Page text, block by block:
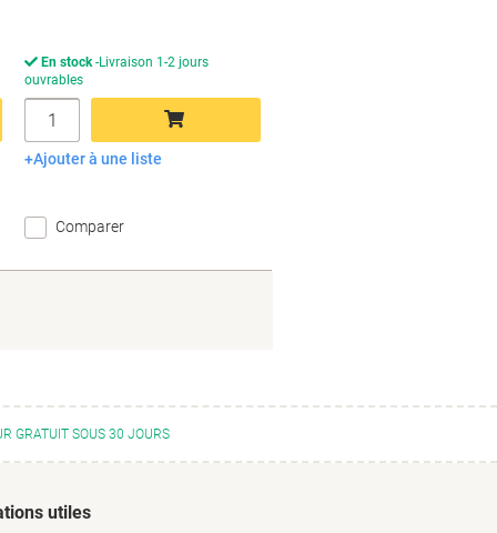
En stock Livraison 1-2 jours
ouvrables
Quantité
Ajouter au panier
Ajouter à une liste
Comparer
GRATUIT SOUS 30 JOURS
utiles